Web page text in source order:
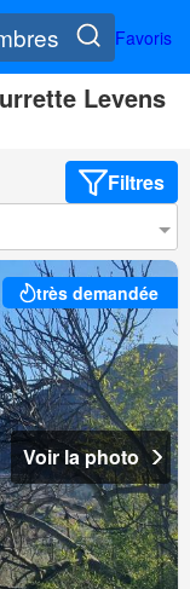
Favoris
Levens
Filtres
très demandée
Voir la photo